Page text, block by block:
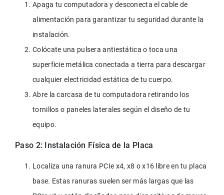
Apaga tu computadora y desconecta el cable de
alimentación para garantizar tu seguridad durante la
instalación.
Colócate una pulsera antiestática o toca una
superficie metálica conectada a tierra para descargar
cualquier electricidad estática de tu cuerpo.
Abre la carcasa de tu computadora retirando los
tornillos o paneles laterales según el diseño de tu
equipo.
Paso 2: Instalación Física de la Placa
Localiza una ranura PCIe x4, x8 o x16 libre en tu placa
base. Estas ranuras suelen ser más largas que las